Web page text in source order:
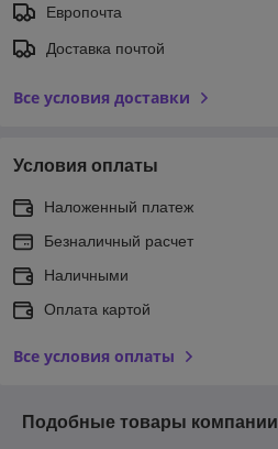
Европочта
Доставка почтой
Все условия доставки
Условия оплаты
Наложенный платеж
Безналичный расчет
Наличными
Оплата картой
Все условия оплаты
Подобные товары компании